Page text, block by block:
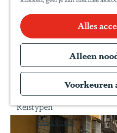
Alles
Alleen
Voorkeuren
p
KLM
Herald
Magazine
Webinars
Reistypen
Reistypen
Een terugblik van de